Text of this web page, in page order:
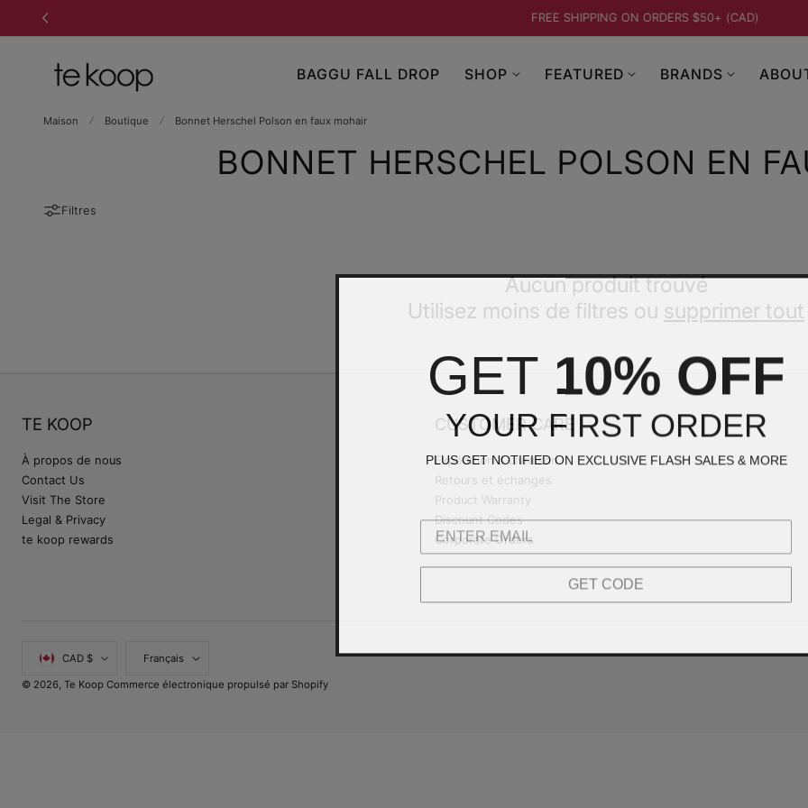
CONTENU
FREE SHIPPING ON ORDERS $50+ (CAD)
…
BAGGU FALL DROP SHOP FEATURED BRANDS
Maison Boutique Bonnet Herschel Polson en faux mohair
BONNET HERSCHEL POLSON EN
Filtres
Aucun produit trouvé
Utilisez moins de filtres ou supprimer tout
TE KOOP
À propos de nous
Contact Us
Visit The Store
Legal & Privacy
te koop rewards
CUSTOMER CARE
Expédition & Livraison
Retours et échanges
Product Warranty
Discount Codes
Corporate Orders
CAD $ Français
© 2026, Te Koop Commerce électronique propulsé par Shopify
GET 10% OFF
YOUR FIRST ORDER
PLUS GET NOTIFIED ON EXCLUSIVE FLASH SALES & MORE
GET CODE